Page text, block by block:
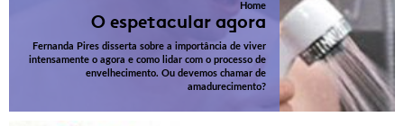
Home
O espetacular agora
Fernanda Pires disserta sobre a importância de viver
intensamente o agora e como lidar com o processo de
envelhecimento. Ou devemos chamar de
amadurecimento?